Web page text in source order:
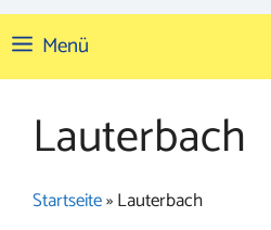
Menü
Lauterbach
Startseite»Lauterbach